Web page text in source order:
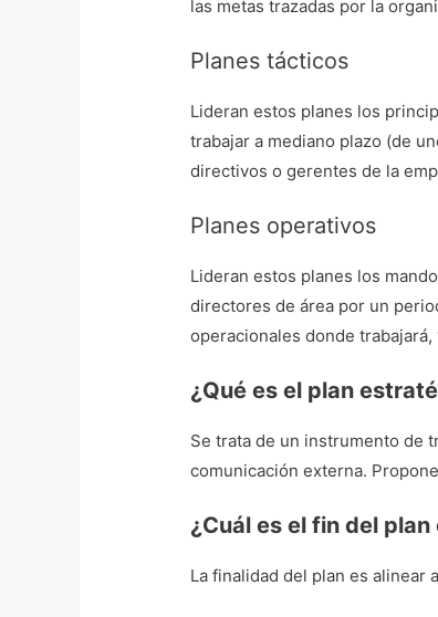
las metas trazadas por la
Planes tácticos
Lideran estos planes los
trabajar a mediano plazo (de
directivos o gerentes de la
Planes operativos
Lideran estos planes los
directores de área por un
operacionales donde
¿Qué es el plan
Se trata de un instrumento de
comunicación externa.
¿Cuál es el fin del
La finalidad del plan es alinear